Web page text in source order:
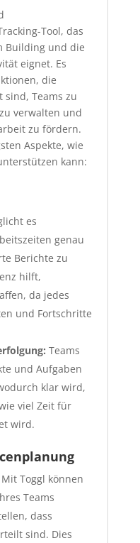
Tool, das
Building und die
eignet. Es
die
Teams zu
verwalten und
zu fördern.
Aspekte, wie
kann:
es
genau
Berichte zu
hilft,
da jedes
und Fortschritte
Teams
und Aufgaben
klar wird,
viel Zeit für
wird.
Mit Toggl können
Teams
dass
sind. Dies